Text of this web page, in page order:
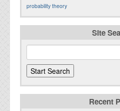
probability theory
Site
Recent